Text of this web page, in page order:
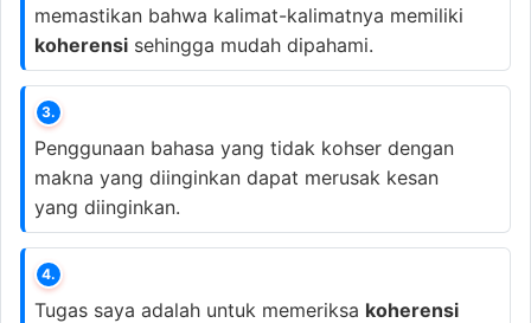
memastikan bahwa kalimat-kalimatnya memiliki
koherensi sehingga mudah dipahami.
3.
Penggunaan bahasa yang tidak kohser dengan
makna yang diinginkan dapat merusak kesan
yang diinginkan.
4.
Tugas saya adalah untuk memeriksa koherensi